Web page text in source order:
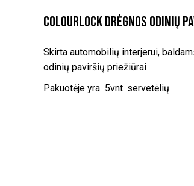
Colourlock drėgnos odinių
Skirta automobilių interjerui,
odinių paviršių priežiūrai
Pakuotėje yra 5vnt. servetėlių